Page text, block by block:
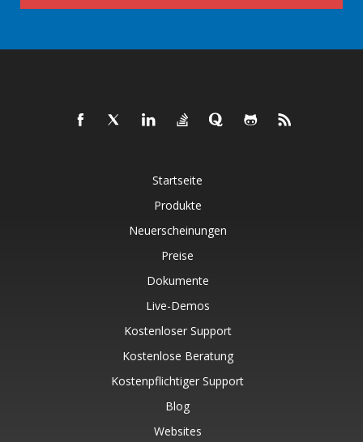
Startseite
Produkte
Neuerscheinungen
Preise
Dokumente
Live-Demos
Kostenloser Support
Kostenlose Beratung
Kostenpflichtiger Support
Blog
Websites